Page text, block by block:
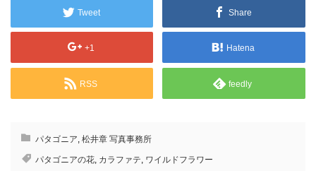
Tweet Share
+1 Hatena
RSS feedly
パタゴニア, 松井章 写真事務所
パタゴニアの花, カラファテ, ワイルドフラワー